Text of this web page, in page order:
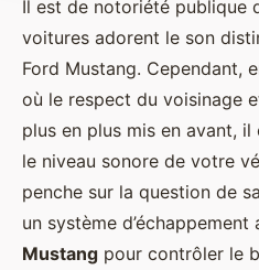
Il est de notoriété publique
voitures adorent le son
Ford Mustang. Cependant,
où le respect du voisinage
plus en plus mis en avant,
le niveau sonore de votre
penche sur la question de
un système
Mustang pour contrôler le